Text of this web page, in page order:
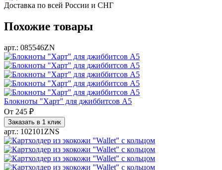
Доставка по всей России и СНГ
Похожие товары
арт.: 085546ZN
Блокноты "Харт" для джиббитсов А5
От 245 ₽
Заказать в 1 клик
арт.: 102101ZNS